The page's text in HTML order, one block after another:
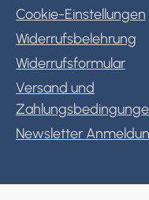
Cookie-Einstellungen
Widerrufsbelehrung
Widerrufsformular
Versand und
Newsletter